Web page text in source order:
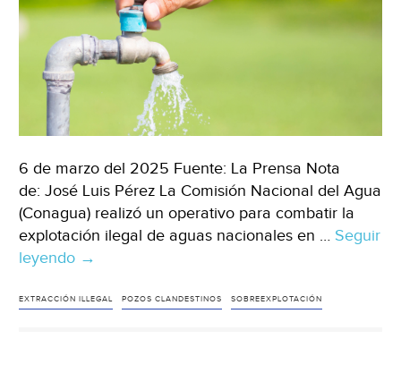
6 de marzo del 2025 Fuente: La Prensa Nota
de: José Luis Pérez La Comisión Nacional del Agua
(Conagua) realizó un operativo para combatir la
explotación ilegal de aguas nacionales en … Seguir
leyendo México
Clausuran
→
EXTRACCIÓN ILLEGAL POZOS CLANDESTINOS SOBREEXPLOTACIÓN